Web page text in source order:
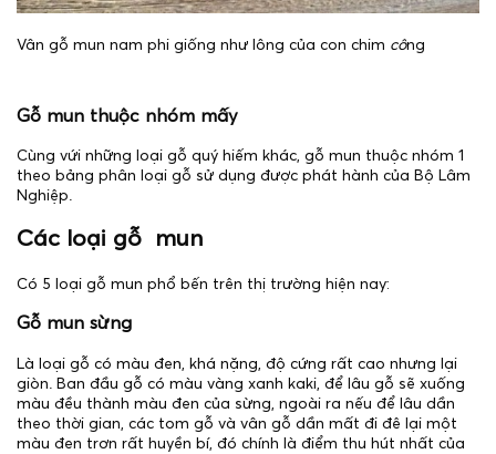
Vân gỗ mun nam phi giống như lông của con chim công
Gỗ mun thuộc nhóm mấy
Cùng vứi những loại gỗ quý hiếm khác, gỗ mun thuộc nhóm 1
theo bảng phân loại gỗ sử dụng được phát hành của Bộ Lâm
Nghiệp.
Các loại gỗ mun
Có 5 loại gỗ mun phổ bến trên thị trường hiện nay:
Gỗ mun sừng
Là loại gỗ có màu đen, khá nặng, độ cứng rất cao nhưng lại
giòn. Ban đầu gỗ có màu vàng xanh kaki, để lâu gỗ sẽ xuống
màu đều thành màu đen của sừng, ngoài ra nếu để lâu dần
theo thời gian, các tom gỗ và vân gỗ dần mất đi đê lại một
màu đen trơn rất huyền bí, đó chính là điểm thu hút nhất của